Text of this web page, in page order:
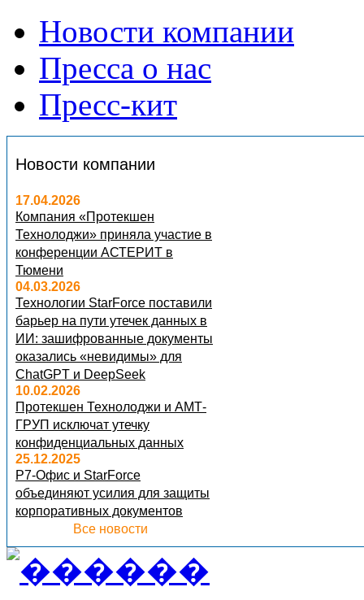
Новости компании
Пресса о нас
Пресс-кит
Новости компании
17.04.2026
Компания «Протекшен
Технолоджи» приняла участие в
конференции АСТЕРИТ в
Тюмени
04.03.2026
Технологии StarForce поставили
барьер на пути утечек данных в
ИИ: зашифрованные документы
оказались «невидимы» для
ChatGPT и DeepSeek
10.02.2026
Протекшен Технолоджи и АМТ-
ГРУП исключат утечку
конфиденциальных данных
25.12.2025
Р7-Офис и StarForce
объединяют усилия для защиты
корпоративных документов
Все новости